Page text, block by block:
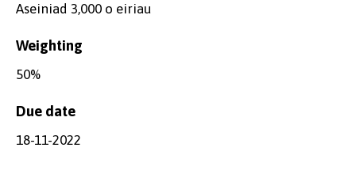
Aseiniad 3,000 o eiriau
Weighting
50%
Due date
18-11-2022